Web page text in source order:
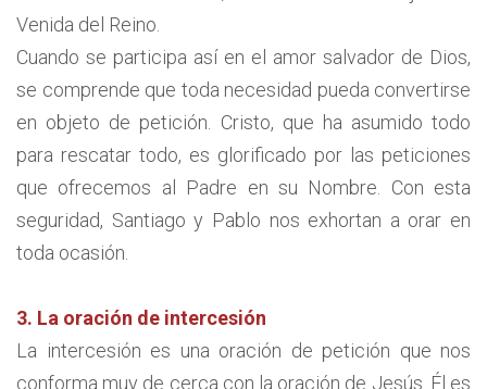
Venida del Reino.
Cuando se participa así en el amor salvador de Dios,
se comprende que toda necesidad pueda convertirse
en objeto de petición. Cristo, que ha asumido todo
para rescatar todo, es glorificado por las peticiones
que ofrecemos al Padre en su Nombre. Con esta
seguridad, Santiago y Pablo nos exhortan a orar en
toda ocasión.
3. La oración de intercesión
La intercesión es una oración de petición que nos
conforma muy de cerca con la oración de Jesús. Él es